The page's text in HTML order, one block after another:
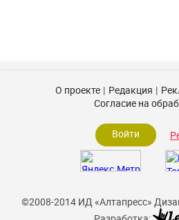
©2008-2014 ИД «Алтапресс»
О проекте Редакция
Согласие на
Войти